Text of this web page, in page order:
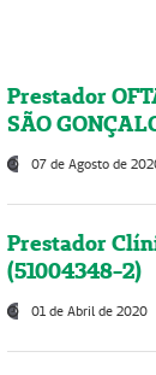
Prestador
SÃO
07 de Agosto de
Prestador
(51004348-2)
01 de Abril de 2020